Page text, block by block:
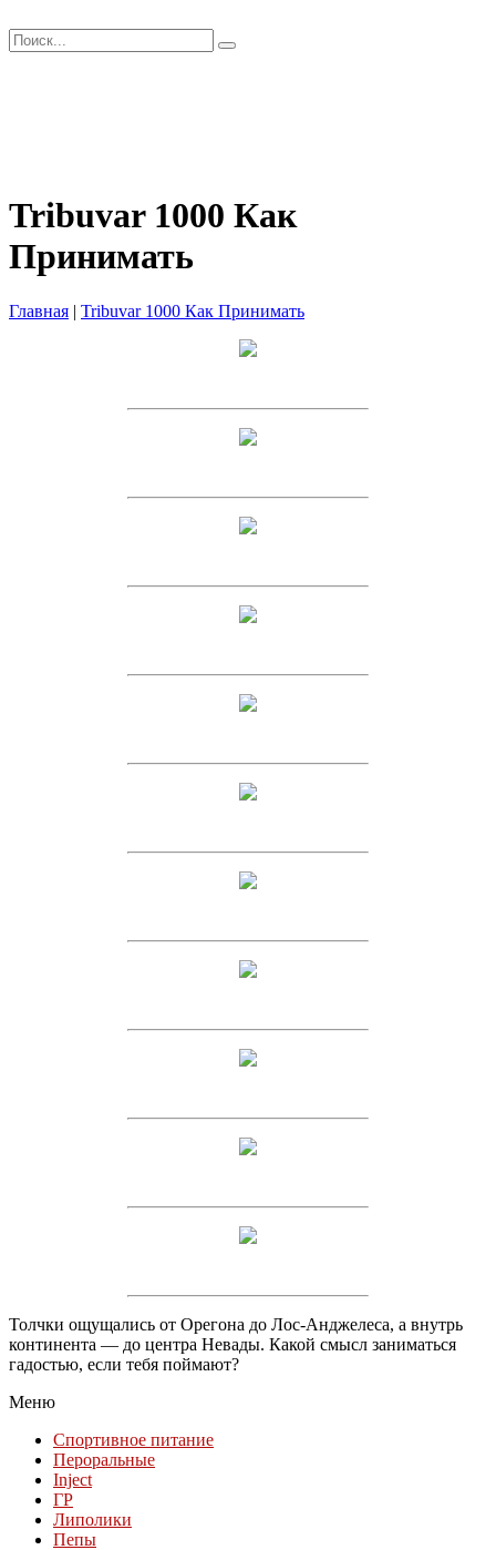
Tribuvar 1000 Как
Принимать
Главная | Tribuvar 1000 Как Принимать
Толчки ощущались от Орегона до Лос-Анджелеса, а внутрь
континента — до центра Невады. Какой смысл заниматься
гадостью, если тебя поймают?
Меню
Спортивное питание
Пероральные
Inject
ГР
Липолики
Пепы